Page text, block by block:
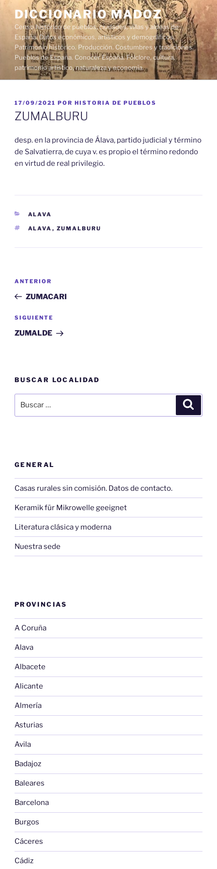
contenido
DICCIONARIO MADOZ
Censo histórico de pueblos, ciudades, villas y aldeas de
España. Datos económicos, artísticos y demográficos.
Patrimonio histórico. Producción. Costumbres y tradiciones.
Pueblos de España. Conocer España. Folclore, cultura,
patrimonio artístico, naturaleza y economía.
PUBLICADO
EL
17/09/2021 POR HISTORIA DE PUEBLOS
ZUMALBURU
desp. en la provincia de Álava, partido judicial y término
de Salvatierra, de cuya v. es propio el término redondo
en virtud de real privilegio.
CATEGORÍAS
ALAVA
ETIQUETAS
ALAVA , ZUMALBURU
entradas
Entrada
anterior:
ANTERIOR
ZUMACARI
Siguiente
entrada
SIGUIENTE
ZUMALDE
BUSCAR LOCALIDAD
por:
GENERAL
Casas rurales sin comisión. Datos de contacto.
Keramik für Mikrowelle geeignet
Literatura clásica y moderna
Nuestra sede
PROVINCIAS
A Coruña
Alava
Albacete
Alicante
Almería
Asturias
Avila
Badajoz
Baleares
Barcelona
Burgos
Cáceres
Cádiz